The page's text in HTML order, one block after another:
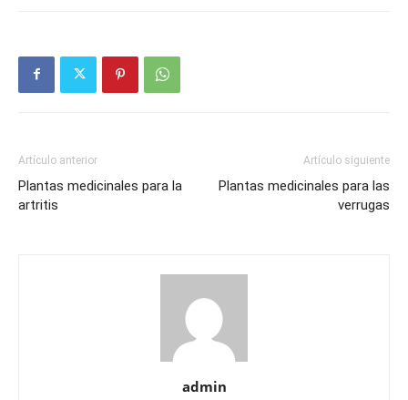
Artículo anterior
Plantas medicinales para la
artritis
Artículo siguiente
Plantas medicinales para las
verrugas
admin